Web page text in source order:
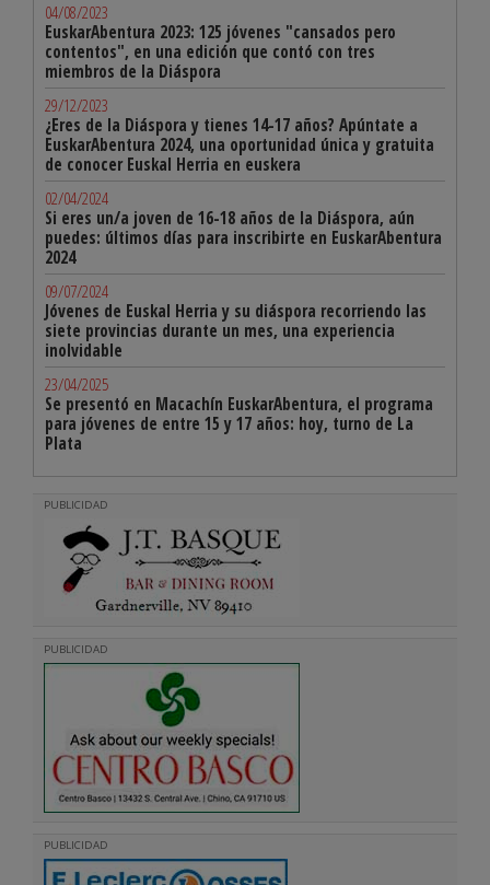
04/08/2023
EuskarAbentura 2023: 125 jóvenes "cansados pero
contentos", en una edición que contó con tres
miembros de la Diáspora
29/12/2023
¿Eres de la Diáspora y tienes 14-17 años? Apúntate a
EuskarAbentura 2024, una oportunidad única y gratuita
de conocer Euskal Herria en euskera
02/04/2024
Si eres un/a joven de 16-18 años de la Diáspora, aún
puedes: últimos días para inscribirte en EuskarAbentura
2024
09/07/2024
Jóvenes de Euskal Herria y su diáspora recorriendo las
siete provincias durante un mes, una experiencia
inolvidable
23/04/2025
Se presentó en Macachín EuskarAbentura, el programa
para jóvenes de entre 15 y 17 años: hoy, turno de La
Plata
PUBLICIDAD
PUBLICIDAD
PUBLICIDAD